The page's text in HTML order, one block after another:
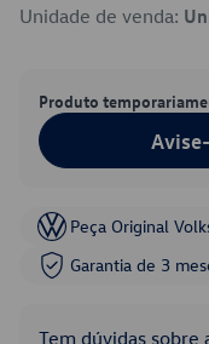
Unidade de venda:
Produto
Peça Original
Garantia de 3
Tem dúvidas